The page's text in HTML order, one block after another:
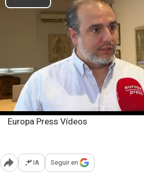
Europa Press Vídeos
Abrir opciones para compartir
IA Seguir en